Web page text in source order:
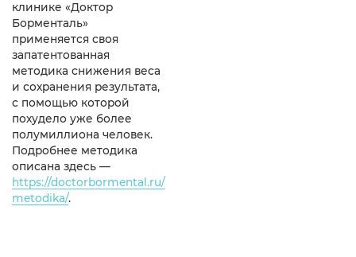
клинике «Доктор
Борменталь»
применяется своя
запатентованная
методика снижения веса
и сохранения результата,
с помощью которой
похудело уже более
полумиллиона человек.
Подробнее методика
описана здесь —
https://doctorbormental.ru/
metodika/.